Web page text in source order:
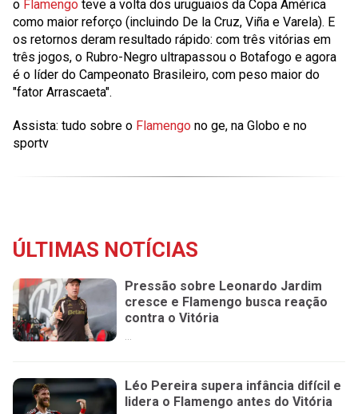
o Flamengo teve a volta dos uruguaios da Copa América
como maior reforço (incluindo De la Cruz, Viña e Varela). E
os retornos deram resultado rápido: com três vitórias em
três jogos, o Rubro-Negro ultrapassou o Botafogo e agora
é o líder do Campeonato Brasileiro, com peso maior do
"fator Arrascaeta".
Assista: tudo sobre o Flamengo no ge, na Globo e no
sportv
ÚLTIMAS NOTÍCIAS
Pressão sobre Leonardo Jardim
cresce e Flamengo busca reação
contra o Vitória
...
Léo Pereira supera infância difícil e
lidera o Flamengo antes do Vitória